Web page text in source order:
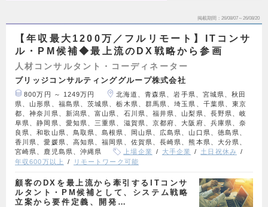
掲載期間 26/08/07～26/08/20
【年収最大1200万／フルリモート】ITコンサ
ル・PM候補◆最上流のDX戦略から参画
人材コンサルタント・コーディネーター
ブリッジコンサルティンググループ株式会社
800万円 ～ 1249万円
北海道、青森県、岩手県、宮城県、秋田
県、山形県、福島県、茨城県、栃木県、群馬県、埼玉県、千葉県、東京
都、神奈川県、新潟県、富山県、石川県、福井県、山梨県、長野県、岐
阜県、静岡県、愛知県、三重県、滋賀県、京都府、大阪府、兵庫県、奈
良県、和歌山県、鳥取県、島根県、岡山県、広島県、山口県、徳島県、
香川県、愛媛県、高知県、福岡県、佐賀県、長崎県、熊本県、大分県、
宮崎県、鹿児島県、沖縄県
上場企業 大手企業
土日祝休み
年収600万以上
リモートワーク可能
顧客のDXを最上流から牽引するITコンサ
ルタント・PM候補として、システム戦略
立案から要件定義、開発…